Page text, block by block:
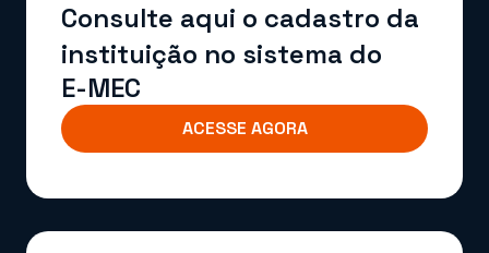
Consulte aqui o cadastro da
instituição no sistema do
E-MEC
ACESSE AGORA